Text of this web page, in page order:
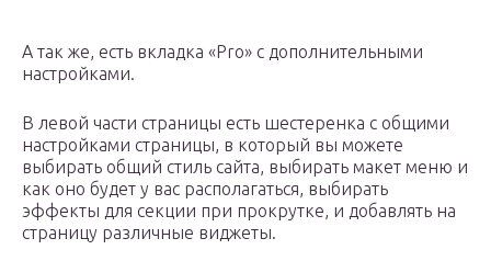
А так же, есть вкладка «Pro» с дополнительными
настройками.
В левой части страницы есть шестеренка с общими
настройками страницы, в который вы можете
выбирать общий стиль сайта, выбирать макет меню и
как оно будет у вас располагаться, выбирать
эффекты для секции при прокрутке, и добавлять на
страницу различные виджеты.